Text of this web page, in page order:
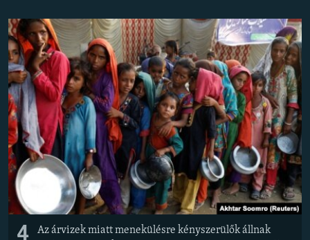
4
Az árvizek miatt menekülésre kényszerülők állnak